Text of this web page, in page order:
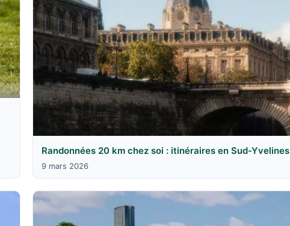
Randonnées 20 km chez soi : itinéraires en Sud-Yvelines
9 mars 2026